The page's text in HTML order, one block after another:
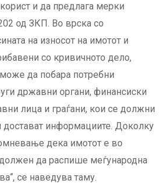
и да предлага мерки
од ЗКП. Во врска со
на износот на имотот и
со кривичното дело,
да побара потребни
државни органи, финансиски
лица и граѓани, кои се должни
достават информациите. Доколку
дека имотот е во
должен да распише меѓународна
се наведува таму.